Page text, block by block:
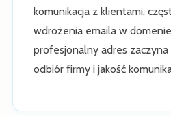
komunikacja z klientami,
wdrożenia emaila w
profesjonalny adres zaczyna
odbiór firmy i jakość